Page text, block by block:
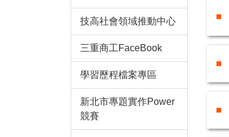
技高社會領域推動中心
三重商工FaceBook
學習歷程檔案專區
新北市專題實作Power
競賽